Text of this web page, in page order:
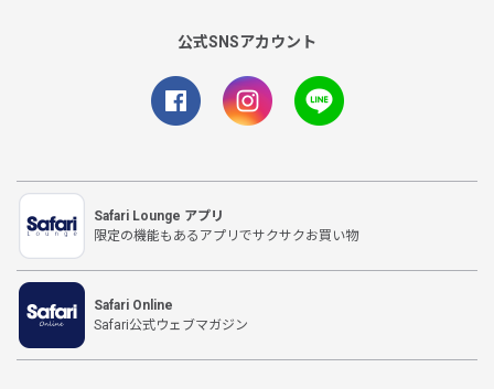
公式SNSアカウント
Safari Lounge アプリ
限定の機能もあるアプリでサクサクお買い物
Safari Online
Safari公式ウェブマガジン